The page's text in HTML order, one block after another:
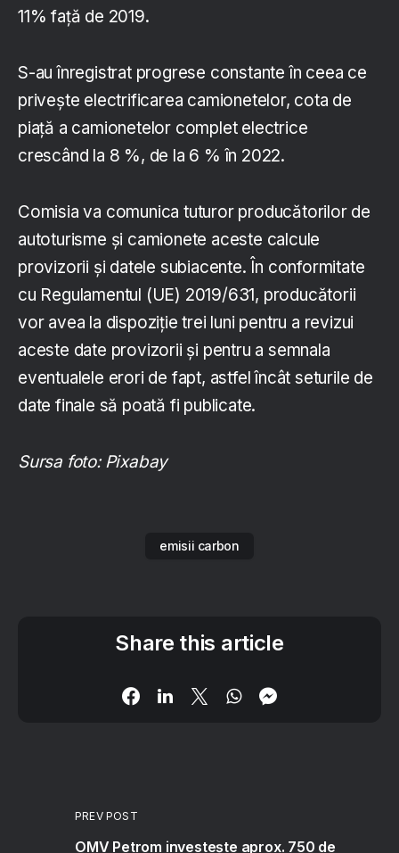
11% față de 2019.
S-au înregistrat progrese constante în ceea ce
privește electrificarea camionetelor, cota de
piață a camionetelor complet electrice
crescând la 8 %, de la 6 % în 2022.
Comisia va comunica tuturor producătorilor de
autoturisme și camionete aceste calcule
provizorii și datele subiacente. În conformitate
cu Regulamentul (UE) 2019/631, producătorii
vor avea la dispoziție trei luni pentru a revizui
aceste date provizorii și pentru a semnala
eventualele erori de fapt, astfel încât seturile de
date finale să poată fi publicate.
Sursa foto: Pixabay
emisii carbon
Share this article
PREV POST
OMV Petrom investește aprox. 750 de